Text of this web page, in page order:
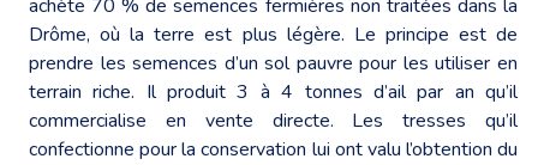
achète 70 % de semences fermières non traitées dans la
Drôme, où la terre est plus légère. Le principe est de
prendre les semences d’un sol pauvre pour les utiliser en
terrain riche. Il produit 3 à 4 tonnes d’ail par an qu’il
commercialise en vente directe. Les tresses qu’il
confectionne pour la conservation lui ont valu l’obtention du